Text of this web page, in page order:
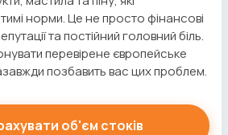
норми. Це не просто фінансові
та постійний головний біль.
перевірене європейське
позбавить вас цих проблем.
об'єм стоків